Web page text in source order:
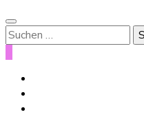
Suche
nach: